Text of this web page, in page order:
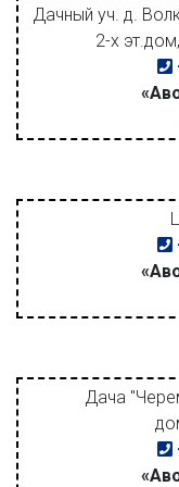
Дачный уч. д.
2-х
Дача